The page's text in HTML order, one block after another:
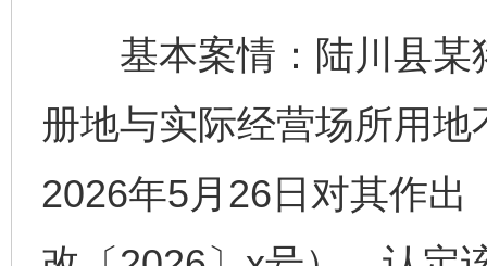
基本案情：陆川县某
册地与实际经营场所用
2026年5月26日对其作出